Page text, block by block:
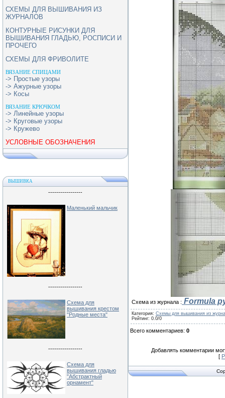
СХЕМЫ ДЛЯ ВЫШИВАНИЯ ИЗ
ЖУРНАЛОВ
КОНТУРНЫЕ РИСУНКИ ДЛЯ
ВЫШИВАНИЯ ГЛАДЬЮ, РОСПИСИ И
ПРОЧЕГО
СХЕМЫ ДЛЯ ФРИВОЛИТЕ
ВЯЗАНИЕ СПИЦАМИ
-> Простые узоры
-> Ажурные узоры
-> Косы
ВЯЗАНИЕ КРЮЧКОМ
-> Линейные узоры
-> Круговые узоры
-> Кружево
УСЛОВНЫЕ ОБОЗНАЧЕНИЯ
ВЫШИВКА
-----------------
Маленький мальчик
-----------------
Схема для
вышивания крестом
"Родные места"
-----------------
Схема для
вышивания гладью
"Абстрактный
орнамент"
Схема из журнала : Formula
Категория: Схемы для вышивания из
Рейтинг: 0.0/0
Всего комментариев: 0
Добавлять комментарии
[